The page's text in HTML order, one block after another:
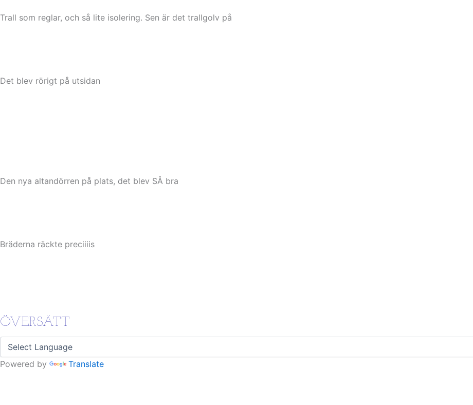
Trall som reglar, och så lite isolering. Sen är det trallgolv på
Det blev rörigt på utsidan
Den nya altandörren på plats, det blev SÅ bra
Bräderna räckte preciiiis
ÖVERSÄTT
Powered by Translate